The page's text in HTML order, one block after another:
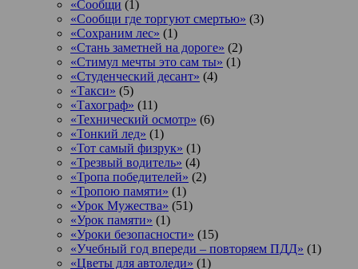
«Сообщи (1)
«Сообщи где торгуют смертью» (3)
«Сохраним лес» (1)
«Стань заметней на дороге» (2)
«Стимул мечты это сам ты» (1)
«Студенческий десант» (4)
«Такси» (5)
«Тахограф» (11)
«Технический осмотр» (6)
«Тонкий лед» (1)
«Тот самый физрук» (1)
«Трезвый водитель» (4)
«Тропа победителей» (2)
«Тропою памяти» (1)
«Урок Мужества» (51)
«Урок памяти» (1)
«Уроки безопасности» (15)
«Учебный год впереди – повторяем ПДД» (1)
«Цветы для автоледи» (1)